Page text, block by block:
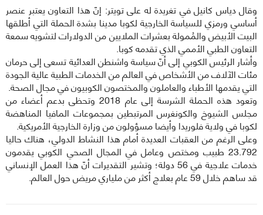
وقال دياس كانيل في تغريدة له على تويتر: إنّ هذا التعاون يعتبر عنصر
أساسي ورمزي للسياسة الخارجية لكوبا مدينا بشدة الحملة التي أطلقها
البيت الأبيض والمُمولة بعشرات الملايين من الدولارات لتشويه سمعة
التعاون الطبي الأممي الذي تقدمه كوبا.
وأشار الرئيس الكوبي إلى أنّ سياسة واشنطن العدائية تسعى إلى حرمان
مئات الآلاف من الأشخاص في العالم من الخدمات الطبية عالية الجودة
التي يقدمها الأطباء والعاملون والمختصون الكوبيون في مجال الصحة.
وتعود هذه الحملة الشرسة إلى عام 2018 وتحظى بدعم أعضاء من
مجلس الشيوخ والكونغرس المرتبطين بمجموعات المافيا المناهضة
لكوبا في ولاية فلوريدا وأيضا مسؤولون من وزارة الخارجية الأمريكية.
وعلى الرغم من العقبات العديدة أمام هذا النشاط الدولي، هناك حاليا
23.792 طبيب ومختص وعامل في المجال الصحي الكوبي يقدمون
خدمات علاجية في 56 دولة؛ وتشير التقديرات أنّ هذا العمل الإنساني
قد ساهم خلال 59 عام بعلاج أكثر من ملياري مريض حول العالم.